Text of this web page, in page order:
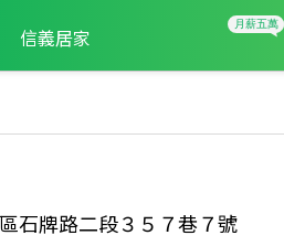
信義居家
石牌路二段３５７巷７號